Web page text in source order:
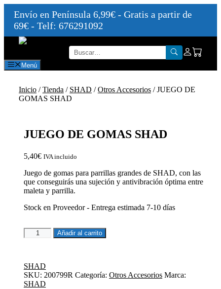
Envío en Península 6,99€ - Gratis a partir de
69€ - Telf: 676291092
Saltar
contenido
Menú
Inicio /Tienda / SHAD /Otros Accesorios / JUEGO DE
GOMAS SHAD
JUEGO DE GOMAS SHAD
5,40€ IVA incluido
Juego de gomas para parrillas grandes de SHAD, con las
que conseguirás una sujeción y antivibración óptima entre
maleta y parrilla.
Stock en Proveedor - Entrega estimada 7-10 días
JUEGO
DE
cantidad
Añadir al carrito
SHAD
SKU: 200799R Categoría: Otros Accesorios Marca:
SHAD